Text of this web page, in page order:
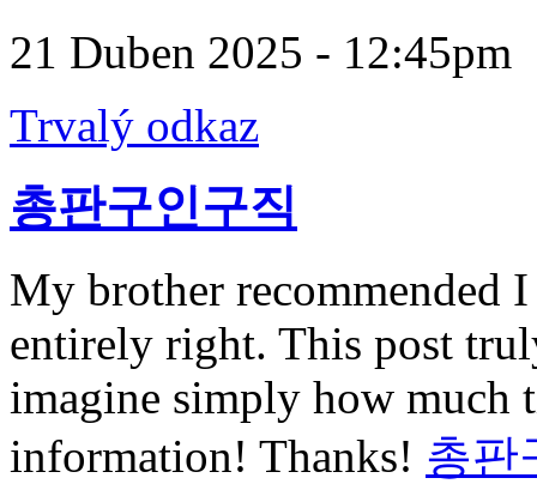
21 Duben 2025 - 12:45pm
Trvalý odkaz
총판구인구직
My brother recommended
entirely right. This post
imagine simply how much
information! Thanks! 총판